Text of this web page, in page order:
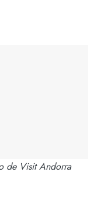
de Visit Andorra